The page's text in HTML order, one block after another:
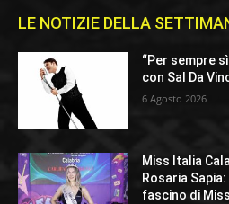
LE NOTIZIE DELLA
“Per sempre
con Sal Da
6 Agosto 2026
Miss Italia
Rosaria Sapia:
fascino di